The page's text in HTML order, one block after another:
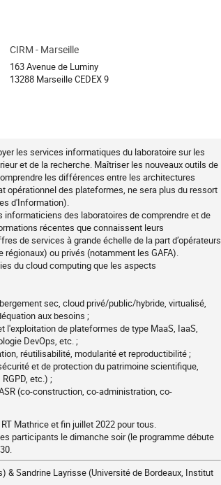
Site
CIRM - Marseille
163 Avenue de Luminy
13288 Marseille CEDEX 9
les services informatiques du laboratoire sur les
et de la recherche. Maîtriser les nouveaux outils de
les différences entre les architectures
des plateformes, ne sera plus du ressort
d'Information).
des laboratoires de comprendre et de
récentes que connaissent leurs
de services à grande échelle de la part d’opérateurs
régionaux) ou privés (notamment les GAFA).
du cloud computing que les aspects
sec, cloud privé/public/hybride, virtualisé,
aux besoins ;
de plateformes de type MaaS, IaaS,
DevOps, etc. ;
réutilisabilité, modularité et reproductibilité ;
et de protection du patrimoine scientifique,
etc.) ;
(co-construction, co-administration, co-
Mathrice et fin juillet 2022 pour tous.
participants le dimanche soir (le programme débute
& Sandrine Layrisse (Université de Bordeaux, Institut